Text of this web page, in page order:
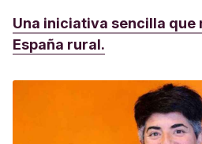
Una iniciativa sencilla que
España rural.